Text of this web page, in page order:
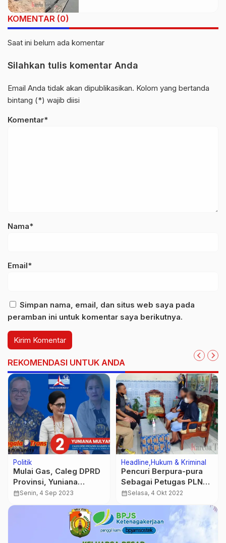
KOMENTAR (0)
Saat ini belum ada komentar
Silahkan tulis komentar Anda
Email Anda tidak akan dipublikasikan. Kolom yang bertanda
bintang (*) wajib diisi
Komentar*
Nama*
Email*
Simpan nama, email, dan situs web saya pada
peramban ini untuk komentar saya berikutnya.
REKOMENDASI UNTUK ANDA
Politik
Mulai Gas, Caleg DPRD
Provinsi, Yuniana
Mulyana Temui
Sekaligus Minta
Dukungan Mantan
Bupati dan Anggota
calendar_monthSenin, 4 Sep 2023
Headline Hukum & Kriminal
Pencuri Berpura-pura
Sebagai Petugas PLN
Beraksi di Tana Toraja
calendar_monthSelasa, 4 Okt 2022